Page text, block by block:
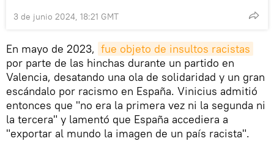
3 de junio 2024, 18:21 GMT
En mayo de 2023, fue objeto de insultos racistas
por parte de las hinchas durante un partido en
Valencia, desatando una ola de solidaridad y un gran
escándalo por racismo en España. Vinicius admitió
entonces que "no era la primera vez ni la segunda ni
la tercera" y lamentó que España accediera a
"exportar al mundo la imagen de un país racista".